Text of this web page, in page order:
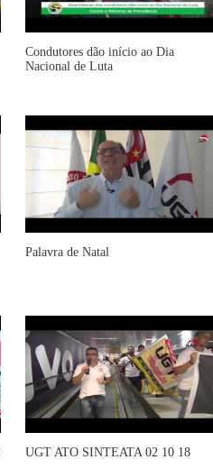
Condutores dão início ao Dia
Nacional de Luta
Palavra de Natal
UGT ATO SINTEATA 02 10 18